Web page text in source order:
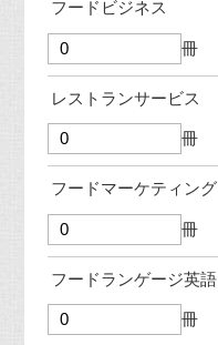
フードビジネス
冊
レストランサービス
冊
フードマーケティング
冊
フードランゲージ英語
冊